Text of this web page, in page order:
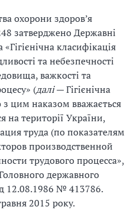
охорони здоров’я
затверджено Державні
класифікація
та небезпечності
важкості та
(далі— Гігієнічна
з цим наказом вважається
на території України,
труда (по показателям
производственной
трудового процесса»,
державного
12.08.1986 № 4137­86.
2015 року.